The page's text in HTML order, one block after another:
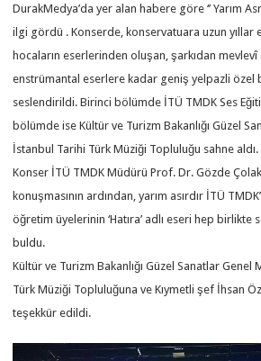
DurakMedya’da yer alan habere göre ‘’ Yarım
ilgi gördü . Konserde, konservatuara uzun yıllar
hocaların eserlerinden oluşan, şarkıdan
enstrümantal eserlere kadar geniş yelpazli özel
seslendirildi. Birinci bölümde İTÜ TMDK Ses
bölümde ise Kültür ve Turizm Bakanlığı Güzel
İstanbul Tarihi Türk Müziği Topluluğu sahne aldı.
Konser İTÜ TMDK Müdürü Prof. Dr. Gözde
konuşmasının ardından, yarım asırdır İTÜ
öğretim üyelerinin ‘Hatıra’ adlı eseri hep birlikte
buldu.
Kültür ve Turizm Bakanlığı Güzel Sanatlar
Türk Müziği Topluluğuna ve Kıymetli şef İhsan
teşekkür edildi.